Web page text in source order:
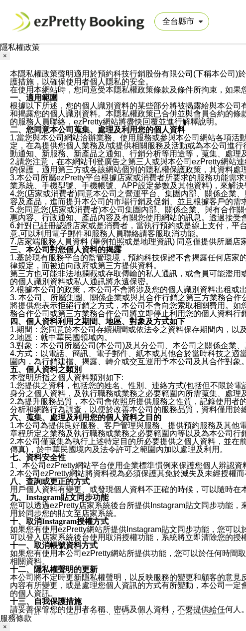
隱私權政策
×
本隱私權政策聲明適用於預約科技行銷股份有限公司(下稱本公司)
護措施，以確保使用者個人隱私的安全。
在使用本網站時，您同意受本隱私權政策條款及條件所拘束，如果
一、適用範圍
根據以下所述，您的個人識別資料的某些部分將被揭露給與本公
和揭露您的個人識別資料。本隱私權政策已合併並與會員合約的
的服務人員聯絡，ezPretty網站將盡快回覆並進行解釋說明。
二、您同意本公司蒐集、處理及利用您的個人資料
1.當您與本公司網站洽辦業務、使用服務或參與本公司網站各項
定，在為提供您個人業務及/或提供相關服務及活動或為本公司進
動通知、新服務、新產品之通知、行銷分析等用途等，蒐集、處理
2.請您注意，在本網站刊登廣告之第三人或與本公司ezPretty網站
的保護，適用第三方或各該網站個別的隱私權保護政策，其資料
3.本公司所屬ezPretty平台根據店家或消費者所要求的服務功能需
業系統、手機型號、手機帳號、APP設定參數及其他資料)，來解
4.您(店家或消費者)同意本公司之營運平台、集團內部、關係企業
容及產品，進而提升本公司的市場行銷及促銷、並且根據客戶的
5.您同意您(店家或消費者)本公司集團內部、關係企業、與有合作
惠內容、行政通知、產品內容及有關您使用網站的訊息。透過接
6.針對已註冊認證店家或是消費者，當執行預約或是線上支付，
意,可以利用電子郵件和服務人員聯絡請客服取消功能。
7.店家端服務人員資料 (舉例拍照或是地理資訊) 同意僅提供所屬
三、本公司對您個人資料的揭露
1.基於現有服務平台的監管環境，預約科技保證不會揭露任何店
律規定，而被迫向政府或第三方提供資料。
第三方也可能非法地攔截或存取傳輸的私人通訊，或會員可能濫
的個人識別資料或私人通訊將永遠保密。
2.根據本公司的政策，本公司不會將涉及您的個人識別資料出租或
3. 本公司、所屬集團、關係企業或與其合作行銷之第三方業務合
將提供您表示拒絕行銷之方式，本公司不會向您索取相關費用。
務合作公司或第三方業務合作公司將立即停止利用您的個人資料行
四、個人資料利用之期間、地區、對象及方式如下
1.期間：您同意於本公司存續期間或依法令之資料保存期間內，以
2.地區：就中華民國領域內。
3.對象：本公司所屬公司(本公司)及其分公司、本公司之關係企業
4.方式：以電話、簡訊、電子郵件、紙本或其他合於當時科技之
圍內，為行銷建檔、揭露、轉介或交互運用予本公司及其合作對象。
五、個人資料之類別
本聲明所指之個人資料類別如下:
1.您提供之資料，包括您的姓名、性別、連絡方式(包括但不限於
身分之個人資料，及執行職務或業務之必要範圍內所需蒐集、處理
2.為提升服務品質，本公司會依照所提供服務之性質，記錄使用
分析和網路行為調查，以便於改善本公司的服務品質，資料僅用於
六、蒐集、處理及利用您的個人資料之目的
1.本公司為提供良好服務、客戶管理與服務、提供預約服務及其
章程所定之業務及執行職務或業務之必要範圍內等以及為本公司行
2.本公司僅蒐集為執行上述特定目的所必要提供之個人資料，並在
傳真)，於中華民國境內及法令許可之範圍內加以處理及利用。
七、資料安全性
1、本公司ezPretty網站平台使用企業標準慣例來保護您個人辨認
2.本公司ezPretty網站將資料視為必須保護其免於滅失及未經授權
八、查詢或更正的方式
用戶個人資料有變更、或發現個人資料不正確的時候，可以隨時
九、Instagram貼文同步功能
您可以透過ezPretty店家系統後台所提供Instagram貼文同步功能
用於同步您的貼文至店家系統。
十、取消Instagram授權方式
如果您有使用ezPretty網站所提供Instagram貼文同步功能，您可
可以登入店家系統後台使用取消授權功能，系統將立即清除您的授
十一、取消帳號資料方式
如果您有使用本公司ezPretty網站所提供功能，您可以於任何時間
相關資料。
十二、隱私權聲明的更新
本公司將不定時更新隱私權聲明，以反映服務的變更和顧客的意
內容有所變更，或是處理您個人資訊的方式有所變動，本公司一
的個人資訊。
十三、自我保護措施
請妥善保管您的使用者名稱、密碼及個人資料，不要提供給任何
窗，以防止他人讀取您的個人資料、信件或進入所機關管理區。
服務條款
×